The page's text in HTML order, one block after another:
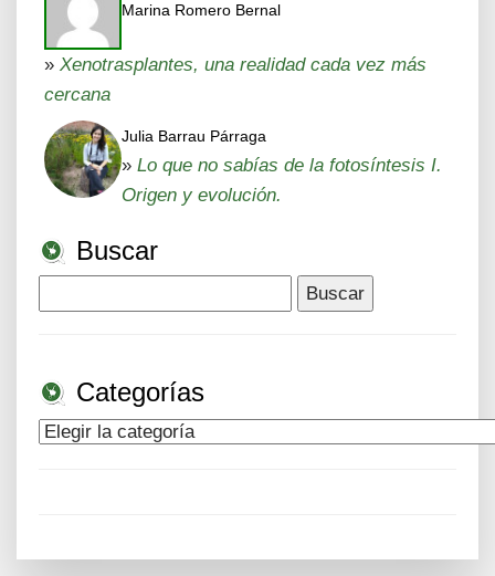
Marina Romero Bernal
» Xenotrasplantes, una realidad cada vez más
cercana
Julia Barrau Párraga
» Lo que no sabías de la fotosíntesis I.
Origen y evolución.
Buscar
Categorías
Categorías